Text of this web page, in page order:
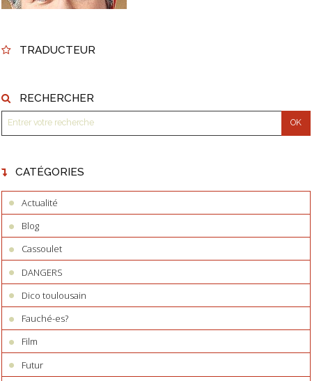
TRADUCTEUR
RECHERCHER
CATÉGORIES
Actualité
Blog
Cassoulet
DANGERS
Dico toulousain
Fauché-es?
Film
Futur